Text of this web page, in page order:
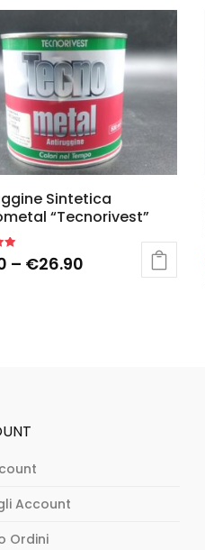
Sintetica
“Tecnorivest”
– €26.90
Account
Ordini